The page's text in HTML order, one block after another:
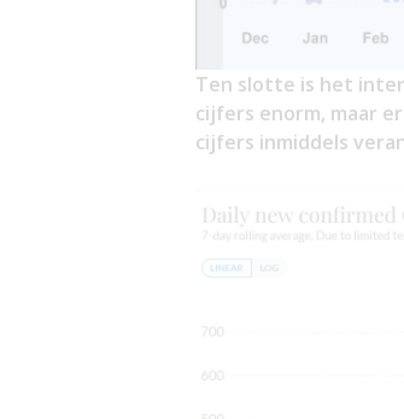
Ten slotte is het
cijfers enorm, maar
cijfers inmiddels